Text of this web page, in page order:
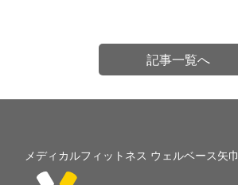
記事一覧へ
メディカルフィットネス ウェルベース矢巾